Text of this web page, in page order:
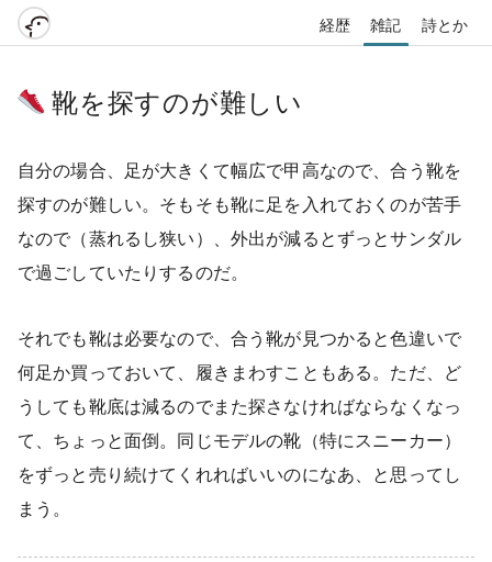
経歴 雑記 詩とか
靴を探すのが難しい
自分の場合、足が大きくて幅広で甲高なので、合う靴を
探すのが難しい。そもそも靴に足を入れておくのが苦手
なので（蒸れるし狭い）、外出が減るとずっとサンダル
で過ごしていたりするのだ。
それでも靴は必要なので、合う靴が見つかると色違いで
何足か買っておいて、履きまわすこともある。ただ、ど
うしても靴底は減るのでまた探さなければならなくなっ
て、ちょっと面倒。同じモデルの靴（特にスニーカー）
をずっと売り続けてくれればいいのになあ、と思ってし
まう。